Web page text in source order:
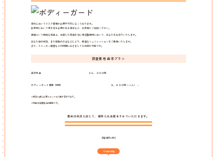
現代においてリスク管理が必要不可欠になっております。
非常時において身を守る必要がある場合など、お気軽にご相談ください。
探偵という特殊な仕事上、会得した技術を元に身辺警護時において、あなたをお守りいたします。
あなた様の状況、また移動の方法などにより、最適なシュミレーションをご用意いたします。
また、ストーカー被害などの問題におきましても対応が可能です。
調査費用 基本プラン
基本料金 ５５，０００円
ボディーガード費用 1時間 ８，８００円（一人）～
※状況に応じ必要スタッフの人数が変わります。
※料金は消費税込の価格です。
費用は状況に応じて、個別にお見積をさせていただきます。
調査選択に戻る
その他の調査